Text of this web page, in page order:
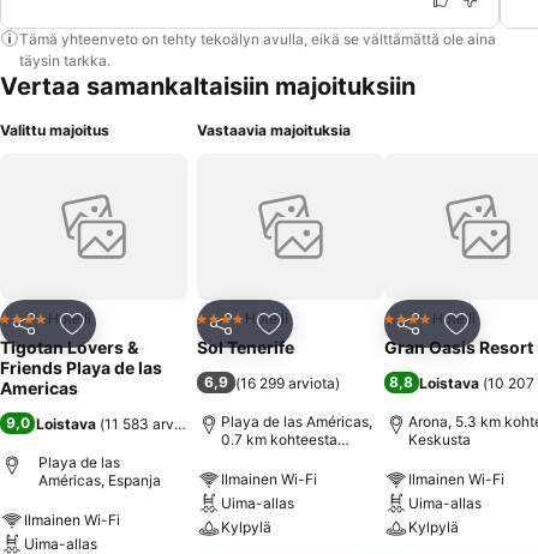
Tämä yhteenveto on tehty tekoälyn avulla, eikä se välttämättä ole aina
täysin tarkka.
Vertaa samankaltaisiin majoituksiin
Valittu majoitus
Jaa Lisää suosikkeihin
4 Tähtiluokitus
Hotelli
Tigotan Lovers &
Friends Playa de las
Americas
9,0 Loistava (11 583 arviota )
Playa de las
Américas, Espanja
Ilmainen Wi-Fi
Uima-allas
Vastaavia majoituksia
Jaa Lisää suosikkeihin
4 Tähtiluokitus
Hotelli
Sol Tenerife
6,9 (16 299 arviota)
Playa de las Américas,
0.7 km kohteesta
Ilmainen Wi-Fi
Uima-allas
Kylpylä
Jaa Lisää
4 Tähtiluokitus
Hotelli
Gran Oasis Resort
8,8 Loistava (10 207
Arona, 5.3 km
Keskusta
Ilmainen Wi-Fi
Uima-allas
Kylpylä